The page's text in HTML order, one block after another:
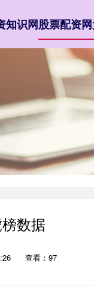
知识网股票配资
数据
查看：97